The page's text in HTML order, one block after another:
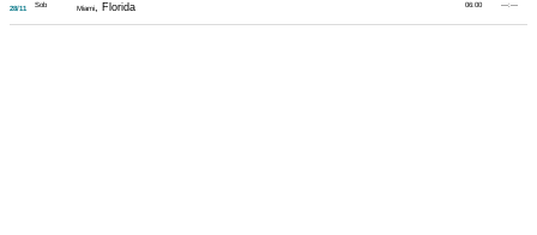
---:---
06:00
28/11 Sob Miami, Florida